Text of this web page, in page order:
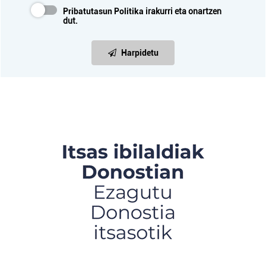
Pribatutasun Politika irakurri eta onartzen
dut.
Harpidetu